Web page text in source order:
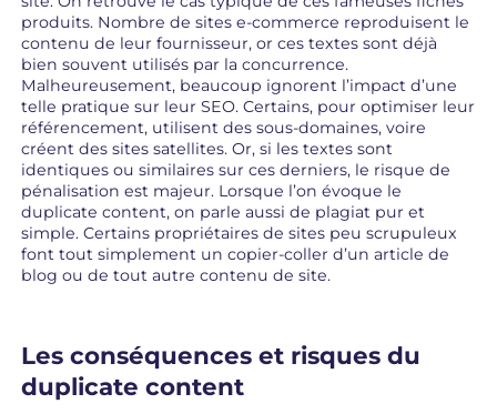
produits. Nombre de sites e-commerce reproduisent le
contenu de leur fournisseur, or ces textes sont déjà
bien souvent utilisés par la concurrence.
Malheureusement, beaucoup ignorent l’impact d’une
telle pratique sur leur SEO. Certains, pour optimiser leur
référencement, utilisent des sous-domaines, voire
créent des sites satellites. Or, si les textes sont
identiques ou similaires sur ces derniers, le risque de
pénalisation est majeur. Lorsque l’on évoque le
duplicate content, on parle aussi de plagiat pur et
simple. Certains propriétaires de sites peu scrupuleux
font tout simplement un copier-coller d’un article de
blog ou de tout autre contenu de site.
Les conséquences et risques du
duplicate content